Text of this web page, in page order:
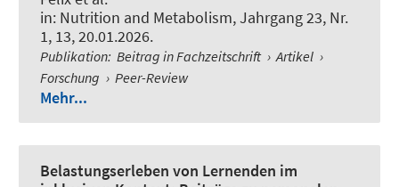
in: Nutrition and Metabolism, Jahrgang 23, Nr.
1, 13, 20.01.2026.
Publikation: Beitrag in Fachzeitschrift › Artikel ›
Forschung › Peer-Review
Mehr...
Belastungserleben von Lernenden im